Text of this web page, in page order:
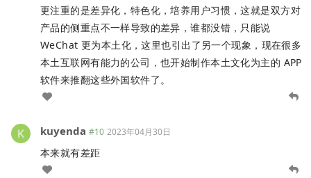
更注重的是差异化，特色化，培养用户习惯，这就是双方对
产品的侧重点不一样导致的差异，谁都没错，只能说
WeChat 更为本土化，这里也引出了另一个现象，现在很多
本土互联网有能力的公司，也开始制作本土文化为主的 APP
软件来推翻这些外国软件了。
kuyenda #10 2023年04月30日
本来就有差距